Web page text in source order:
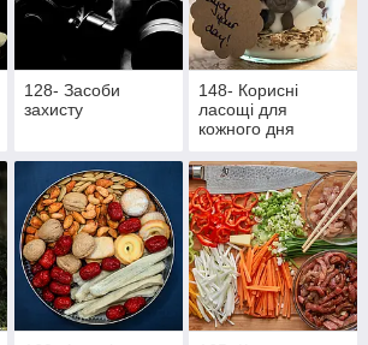
128- Засоби
захисту
148- Корисні
ласощі для
кожного дня